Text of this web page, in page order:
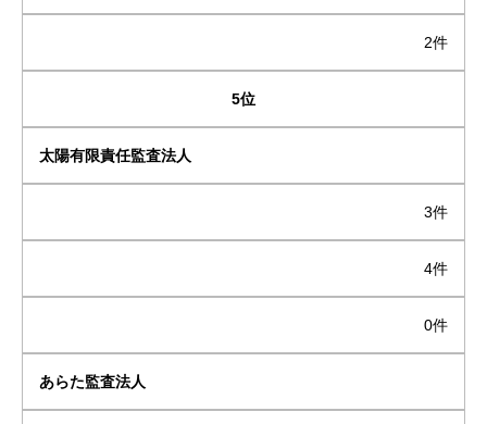
2件
5位
太陽有限責任監査法人
3件
4件
0件
あらた監査法人